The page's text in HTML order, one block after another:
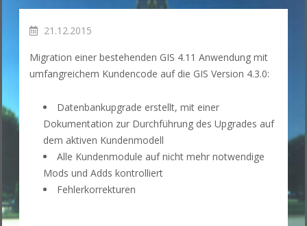
21.12.2015
Migration einer bestehenden GIS 4.11 Anwendung mit
umfangreichem Kundencode auf die GIS Version 4.3.0:
Datenbankupgrade erstellt, mit einer
Dokumentation zur Durchführung des Upgrades auf
dem aktiven Kundenmodell
Alle Kundenmodule auf nicht mehr notwendige
Mods und Adds kontrolliert
Fehlerkorrekturen